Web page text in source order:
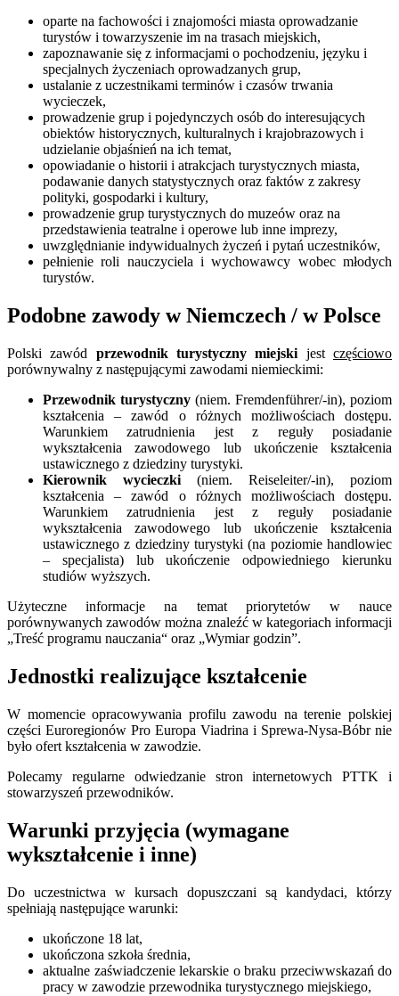
oparte na fachowości i znajomości miasta oprowadzanie
turystów i towarzyszenie im na trasach miejskich,
zapoznawanie się z informacjami o pochodzeniu, języku i
specjalnych życzeniach oprowadzanych grup,
ustalanie z uczestnikami terminów i czasów trwania
wycieczek,
prowadzenie grup i pojedynczych osób do interesujących
obiektów historycznych, kulturalnych i krajobrazowych i
udzielanie objaśnień na ich temat,
opowiadanie o historii i atrakcjach turystycznych miasta,
podawanie danych statystycznych oraz faktów z zakresy
polityki, gospodarki i kultury,
prowadzenie grup turystycznych do muzeów oraz na
przedstawienia teatralne i operowe lub inne imprezy,
uwzględnianie indywidualnych życzeń i pytań uczestników,
pełnienie roli nauczyciela i wychowawcy wobec młodych
turystów.
Podobne zawody w Niemczech / w Polsce
Polski zawód przewodnik turystyczny miejski jestczęściowo
porównywalny z następującymi zawodami niemieckimi:
Przewodnik turystyczny (niem. Fremdenführer/-in), poziom
kształcenia – zawód o różnych możliwościach dostępu.
Warunkiem zatrudnienia jest z reguły posiadanie
wykształcenia zawodowego lub ukończenie kształcenia
ustawicznego z dziedziny turystyki.
Kierownik wycieczki (niem. Reiseleiter/-in), poziom
kształcenia – zawód o różnych możliwościach dostępu.
Warunkiem zatrudnienia jest z reguły posiadanie
wykształcenia zawodowego lub ukończenie kształcenia
ustawicznego z dziedziny turystyki (na poziomie handlowiec
– specjalista) lub ukończenie odpowiedniego kierunku
studiów wyższych.
Użyteczne informacje na temat priorytetów w nauce
porównywanych zawodów można znaleźć w kategoriach informacji
„Treść programu nauczania“ oraz „Wymiar godzin”.
Jednostki realizujące kształcenie
W momencie opracowywania profilu zawodu na terenie polskiej
części Euroregionów Pro Europa Viadrina i Sprewa-Nysa-Bóbr nie
było ofert kształcenia w zawodzie.
Polecamy regularne odwiedzanie stron internetowych PTTK i
stowarzyszeń przewodników.
Warunki przyjęcia (wymagane
wykształcenie i inne)
Do uczestnictwa w kursach dopuszczani są kandydaci, którzy
spełniają następujące warunki:
ukończone 18 lat,
ukończona szkoła średnia,
aktualne zaświadczenie lekarskie o braku przeciwwskazań do
pracy w zawodzie przewodnika turystycznego miejskiego,